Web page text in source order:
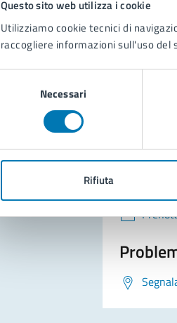
Questo sito web utilizza i cookie
Utilizziamo cookie tecnici di
raccogliere informazioni sull'uso del
Necessari
Rifiuta
Leggi